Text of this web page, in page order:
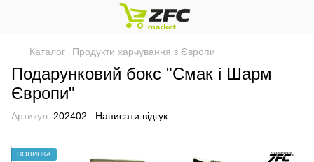
Каталог Продукти харчування з Європи
Подарунковий бокс "Смак і Шарм
Європи"
Артикул: 202402 Написати відгук
НОВИНКА